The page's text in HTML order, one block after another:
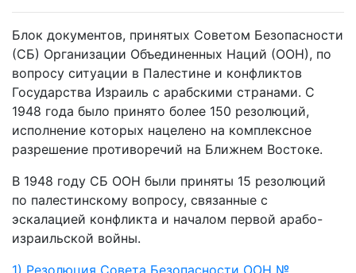
Блок документов, принятых Советом Безопасности
(СБ) Организации Объединенных Наций (ООН), по
вопросу ситуации в Палестине и конфликтов
Государства Израиль с арабскими странами. С
1948 года было принято более 150 резолюций,
исполнение которых нацелено на комплексное
разрешение противоречий на Ближнем Востоке.
В 1948 году СБ ООН были приняты 15 резолюций
по палестинскому вопросу, связанные с
эскалацией конфликта и началом первой арабо-
израильской войны.
1) Резолюция Совета Безопасности ООН №